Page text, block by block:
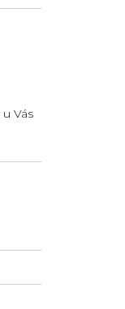
Vás